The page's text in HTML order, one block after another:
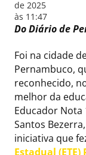
de 2025
às 11:47
Do Diário de
Foi na cidade
Pernambuco,
reconhecido,
melhor da
Educador Nota
Santos
iniciativa que
Estadual